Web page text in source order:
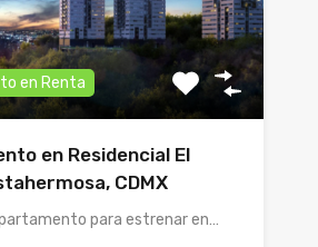
en Renta
en Residencial El
CDMX
para estrenar en…